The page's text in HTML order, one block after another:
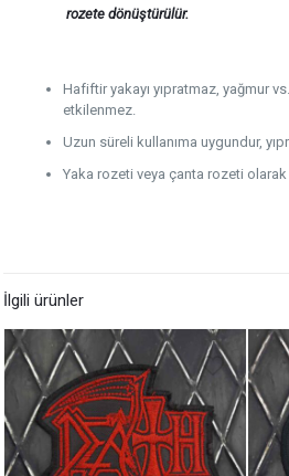
rozetedönüştürülür.
Hafiftir yakayı yıpratmaz, yağmur
etkilenmez.
Uzun süreli kullanıma uygundur,
Yaka rozeti veya çanta rozeti olarak
İlgili ürünler